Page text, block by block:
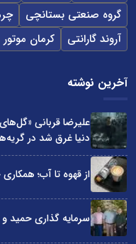
گروه صنعتی بستانچی
آروند گارانتی
کرمان موتور
آخرین نوشته
علیرضا قربانی
دنیا غرق شد در
از قهوه تا آب؛
سرمایه گذاری حمید